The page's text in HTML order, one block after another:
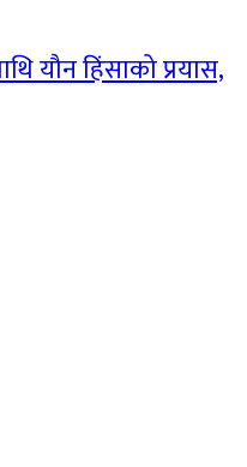
यौन हिंसाको प्रयास,